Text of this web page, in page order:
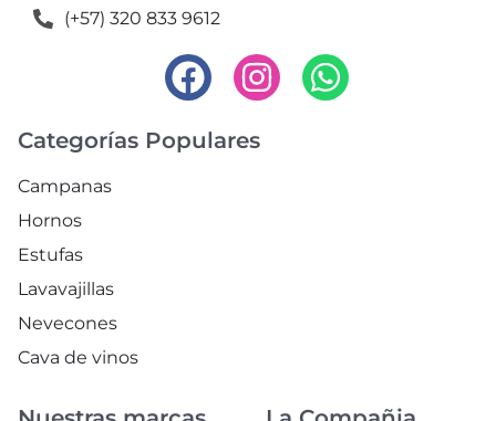
(+57) 320 833 9612
Categorías Populares
Campanas
Hornos
Estufas
Lavavajillas
Nevecones
Cava de vinos